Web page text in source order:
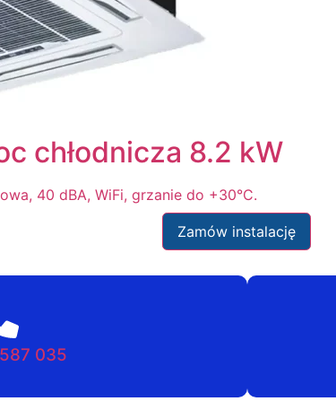
chłodnicza 8.2 kW
40 dBA, WiFi, grzanie do +30°C.
Zamów instalację
035